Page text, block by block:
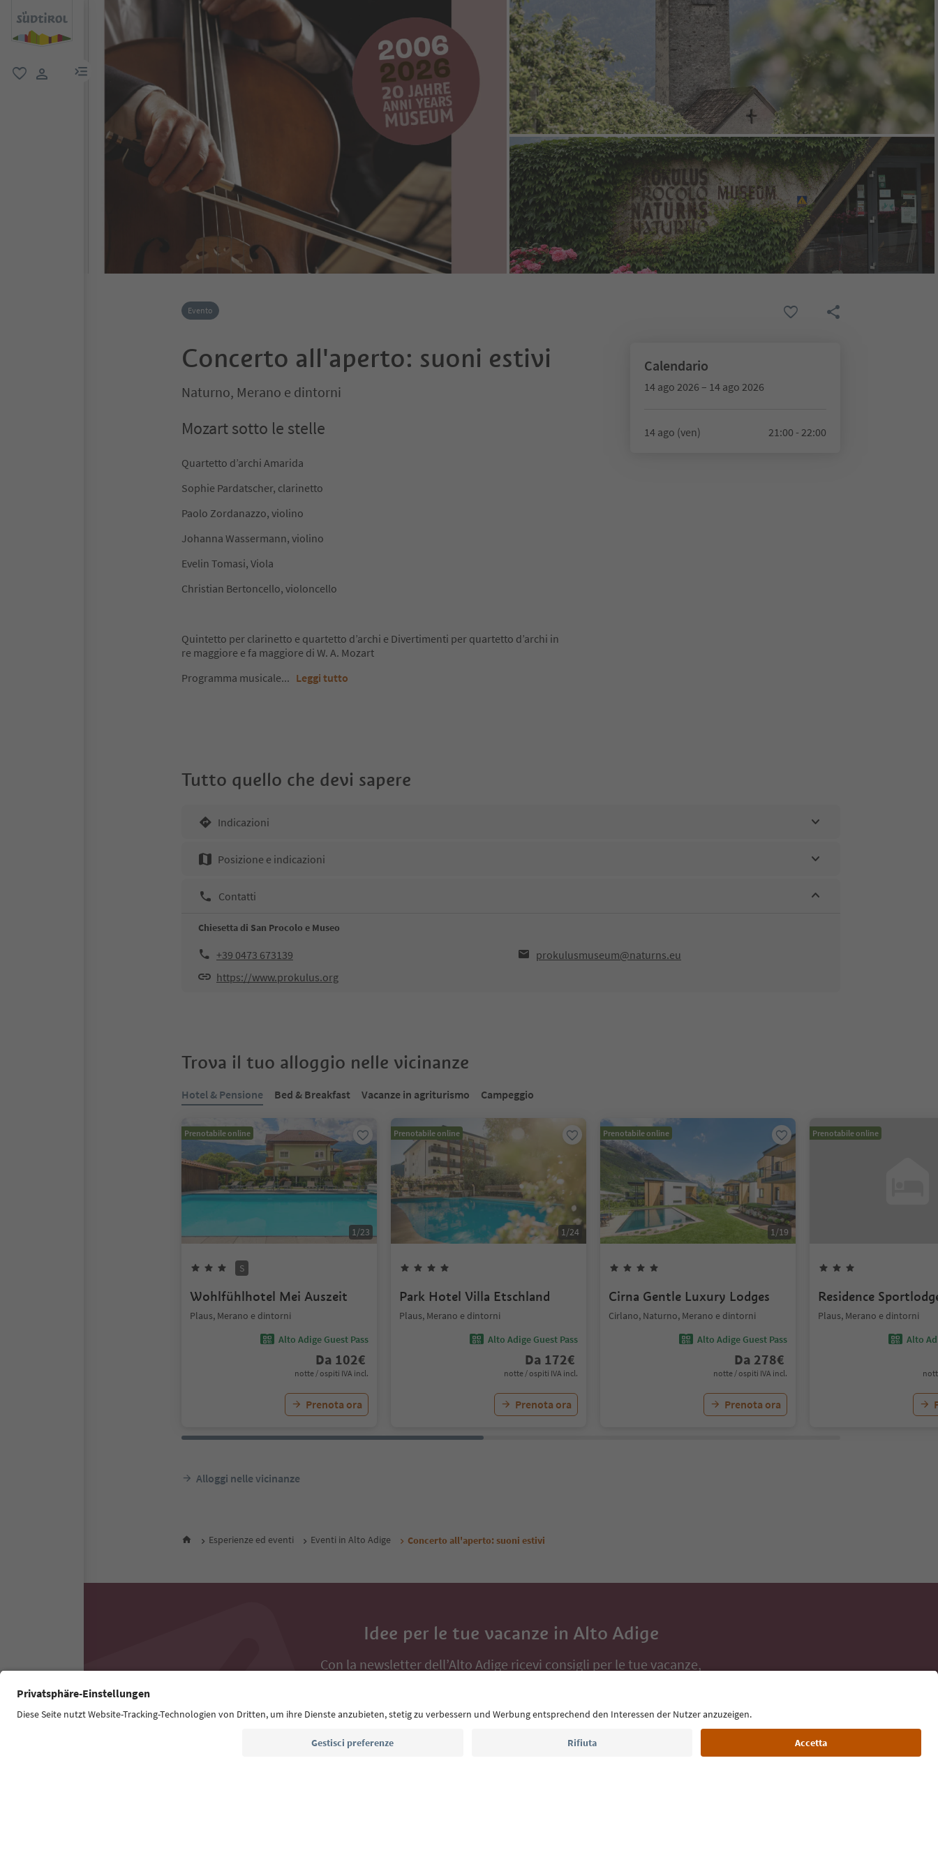
menu link
Evento
Concerto all'aperto: suoni estivi
Naturno, Merano e dintorni
Mozart sotto le stelle
Quartetto d’archi Amarida
Sophie Pardatscher, clarinetto
Paolo Zordanazzo, violino
Johanna Wassermann, violino
Evelin Tomasi, Viola
Christian Bertoncello, violoncello
Quintetto per clarinetto e quartetto d’archi e Divertimenti per quartetto d’archi in
re maggiore e fa maggiore di W. A. Mozart
Programma musicale... Leggi tutto
Calendario
14 ago 2026 – 14 ago 2026
14 ago (ven) 21:00 - 22:00
Tutto quello che devi sapere
Indicazioni
Posizione e indicazioni
Contatti
Chiesetta di San Procolo e Museo
+39 0473 673139
prokulusmuseum@naturns.eu
https://www.prokulus.org
Trova il tuo alloggio nelle vicinanze
Hotel & Pensione Bed & Breakfast Vacanze in agriturismo Campeggio
Prenotabile online
1/23
S
Wohlfühlhotel Mei Auszeit
Plaus, Merano e dintorni
Alto Adige Guest Pass
Da 102€
notte / ospiti IVA incl.
Prenota ora
Prenotabile online
1/24
Park Hotel Villa Etschland
Plaus, Merano e dintorni
Alto Adige Guest Pass
Da 172€
notte / ospiti IVA incl.
Prenota ora
Prenotabile online
1/19
Cirna Gentle Luxury Lodges
Cirlano, Naturno, Merano e dintorni
Alto Adige Guest Pass
Da 278€
notte / ospiti IVA incl.
Prenota ora
Prenotabile online
Residence
Plaus, Merano e dintorni
Alto
Alloggi nelle vicinanze
Esperienze ed eventi Eventi in Alto Adige Concerto all'aperto: suoni estivi
Idee per le tue vacanze in Alto Adige
Con la newsletter dell’Alto Adige ricevi consigli per le tue vacanze,